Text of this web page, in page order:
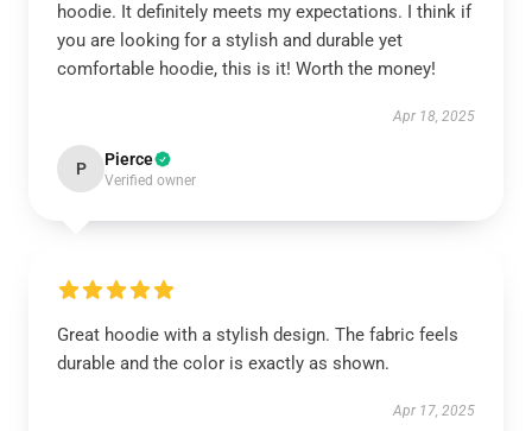
hoodie. It definitely meets my expectations. I think if
you are looking for a stylish and durable yet
comfortable hoodie, this is it! Worth the money!
Apr 18, 2025
P Pierce
Verified owner
Great hoodie with a stylish design. The fabric feels
durable and the color is exactly as shown.
Apr 17, 2025